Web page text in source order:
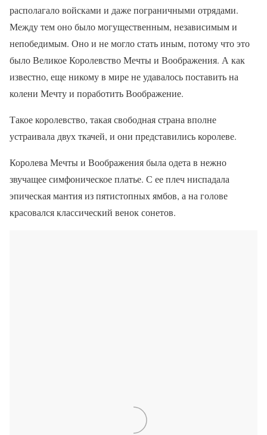
располагало войсками и даже пограничными отрядами.
Между тем оно было могущественным, независимым и
непобедимым. Оно и не могло стать иным, потому что это
было Великое Королевство Мечты и Воображения. А как
известно, еще никому в мире не удавалось поставить на
колени Мечту и поработить Воображение.
Такое королевство, такая свободная страна вполне
устраивала двух ткачей, и они представились королеве.
Королева Мечты и Воображения была одета в нежно
звучащее симфоническое платье. С ее плеч ниспадала
эпическая мантия из пятистопных ямбов, а на голове
красовался классический венок сонетов.